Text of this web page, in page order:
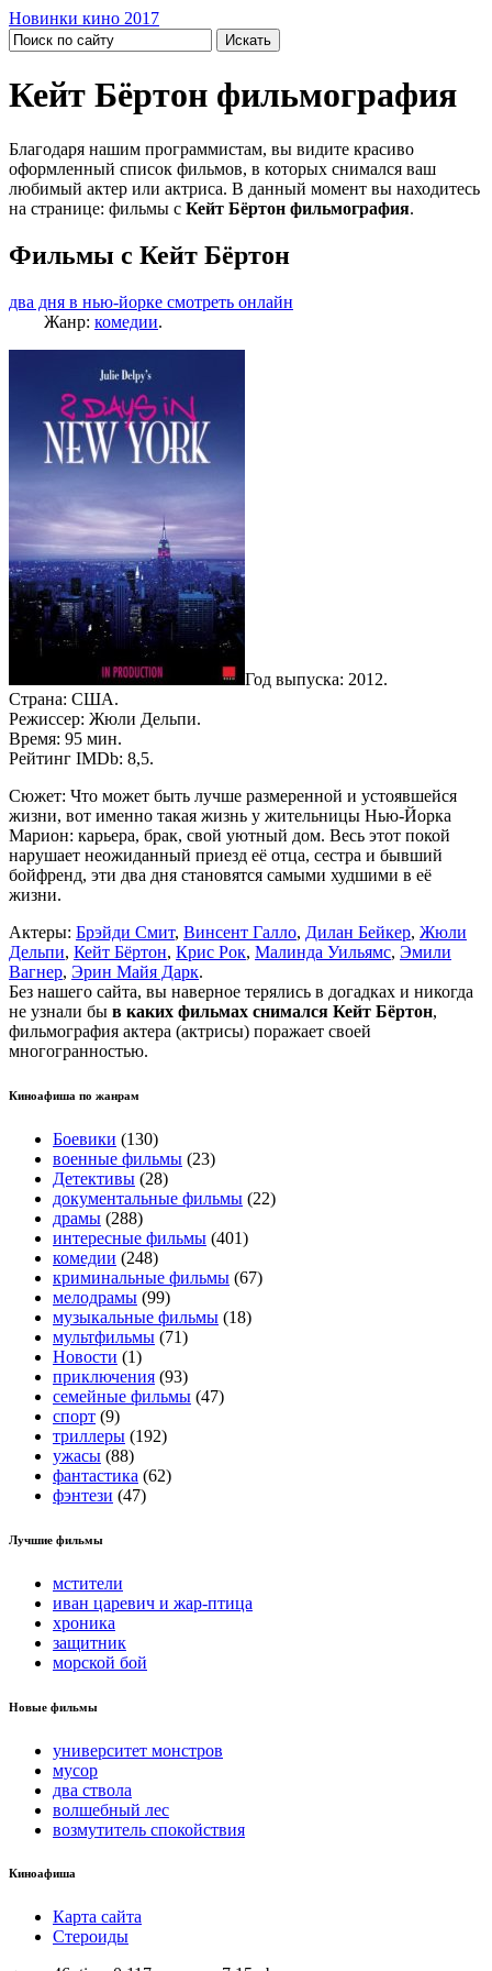
Новинки кино 2017
Кейт Бёртон фильмография
Благодаря нашим программистам, вы видите красиво
оформленный список фильмов, в которых снимался ваш
любимый актер или актриса. В данный момент вы находитесь
на странице: фильмы с Кейт Бёртон фильмография.
Фильмы с Кейт Бёртон
два дня в нью-йорке смотреть онлайн
Жанр: комедии.
Год выпуска: 2012.
Страна: США.
Режиссер: Жюли Дельпи.
Время: 95 мин.
Рейтинг IMDb: 8,5.
Сюжет: Что может быть лучше размеренной и устоявшейся
жизни, вот именно такая жизнь у жительницы Нью-Йорка
Марион: карьера, брак, свой уютный дом. Весь этот покой
нарушает неожиданный приезд её отца, сестра и бывший
бойфренд, эти два дня становятся самыми худшими в её
жизни.
Актеры: Брэйди Смит, Винсент Галло, Дилан Бейкер, Жюли
Дельпи, Кейт Бёртон, Крис Рок, Малинда Уильямс, Эмили
Вагнер, Эрин Майя Дарк.
Без нашего сайта, вы наверное терялись в догадках и никогда
не узнали бы в каких фильмах снимался Кейт Бёртон,
фильмография актера (актрисы) поражает своей
многогранностью.
Киноафиша по жанрам
Боевики (130)
военные фильмы (23)
Детективы (28)
документальные фильмы (22)
драмы (288)
интересные фильмы (401)
комедии (248)
криминальные фильмы (67)
мелодрамы (99)
музыкальные фильмы (18)
мультфильмы (71)
Новости (1)
приключения (93)
семейные фильмы (47)
спорт (9)
триллеры (192)
ужасы (88)
фантастика (62)
фэнтези (47)
Лучшие фильмы
мстители
иван царевич и жар-птица
хроника
защитник
морской бой
Новые фильмы
университет монстров
мусор
два ствола
волшебный лес
возмутитель спокойствия
Киноафиша
Карта сайта
Стероиды